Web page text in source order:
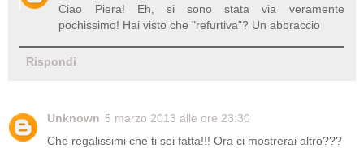
Ciao Piera! Eh, si sono stata via veramente
pochissimo! Hai visto che "refurtiva"? Un abbraccio
Rispondi
Unknown 5 marzo 2013 alle ore 23:30
Che regalissimi che ti sei fatta!!! Ora ci mostrerai altro???